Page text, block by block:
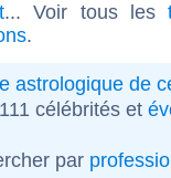
... Voir tous les
.
astrologique de
célébrités et
par